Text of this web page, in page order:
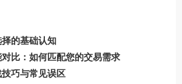
的基础认知
比：如何匹配您的交易需求
巧与常见误区